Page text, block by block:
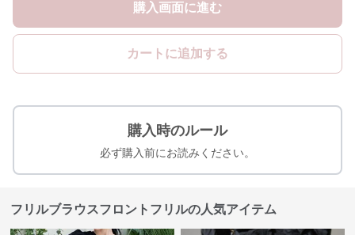
購入画面に進む
カートに追加する
購入時のルール
必ず購入前にお読みください。
フリルブラウスフロントフリルの人気アイテム